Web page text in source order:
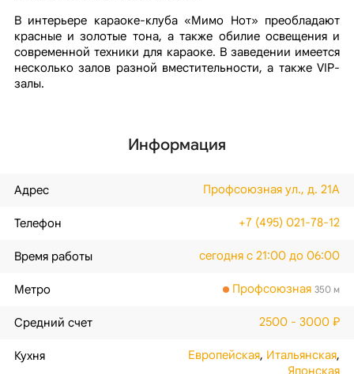
В интерьере караоке-клуба «Мимо Нот» преобладают
красные и золотые тона, а также обилие освещения и
современной техники для караоке. В заведении имеется
несколько залов разной вместительности, а также VIP-
залы.
Информация
Адрес Профсоюзная ул., д. 21А
Телефон +7 (495) 021-78-12
Время работы сегодня с 21:00 до 06:00
Метро Профсоюзная 350 м
Средний счет 2500 - 3000 ₽
Кухня Европейская, Итальянская,
Японская